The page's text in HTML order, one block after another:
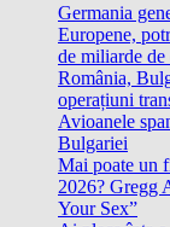
Germania
Europene,
de miliarde de
România,
operațiuni
Avioanele
Bulgariei
Mai poate un
2026? Gregg
Your Sex”